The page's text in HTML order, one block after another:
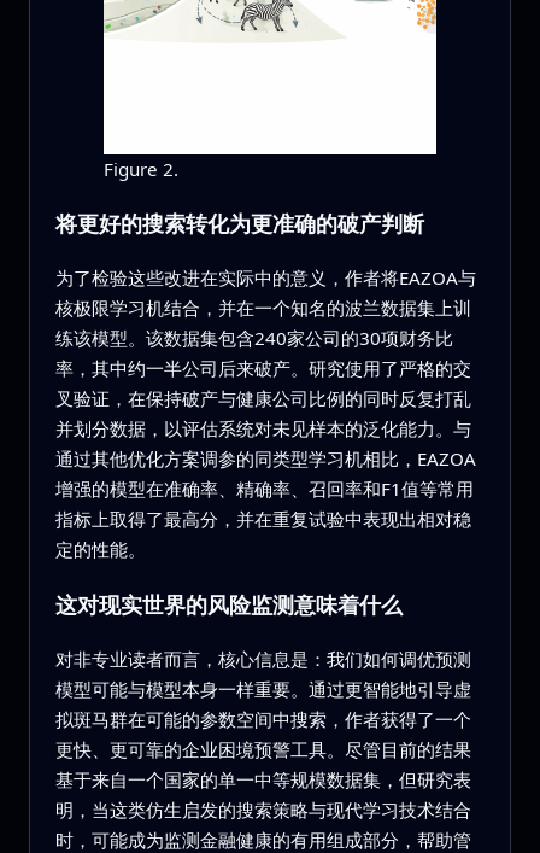
Figure 2.
将更好的搜索转化为更准确的破产判断
为了检验这些改进在实际中的意义，作者将EAZOA与
核极限学习机结合，并在一个知名的波兰数据集上训
练该模型。该数据集包含240家公司的30项财务比
率，其中约一半公司后来破产。研究使用了严格的交
叉验证，在保持破产与健康公司比例的同时反复打乱
并划分数据，以评估系统对未见样本的泛化能力。与
通过其他优化方案调参的同类型学习机相比，EAZOA
增强的模型在准确率、精确率、召回率和F1值等常用
指标上取得了最高分，并在重复试验中表现出相对稳
定的性能。
这对现实世界的风险监测意味着什么
对非专业读者而言，核心信息是：我们如何调优预测
模型可能与模型本身一样重要。通过更智能地引导虚
拟斑马群在可能的参数空间中搜索，作者获得了一个
更快、更可靠的企业困境预警工具。尽管目前的结果
基于来自一个国家的单一中等规模数据集，但研究表
明，当这类仿生启发的搜索策略与现代学习技术结合
时，可能成为监测金融健康的有用组成部分，帮助管